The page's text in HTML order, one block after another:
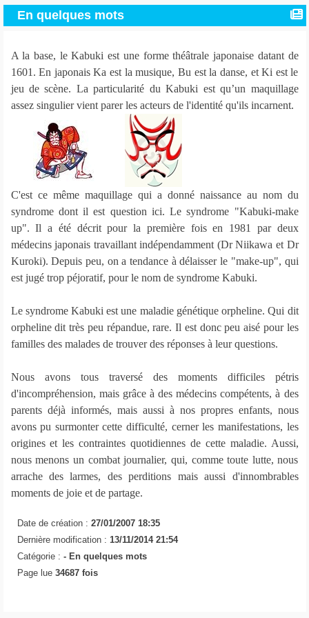
En quelques mots
A la base, le Kabuki est une forme théâtrale japonaise datant de
1601. En japonais Ka est la musique, Bu est la danse, et Ki est le
jeu de scène. La particularité du Kabuki est qu’un maquillage
assez singulier vient parer les acteurs de l'identité qu'ils incarnent.
C'est ce même maquillage qui a donné naissance au nom du
syndrome dont il est question ici. Le syndrome "Kabuki-make
up". Il a été décrit pour la première fois en 1981 par deux
médecins japonais travaillant indépendamment (Dr Niikawa et Dr
Kuroki). Depuis peu, on a tendance à délaisser le "make-up", qui
est jugé trop péjoratif, pour le nom de syndrome Kabuki.
Le syndrome Kabuki est une maladie génétique orpheline. Qui dit
orpheline dit très peu répandue, rare. Il est donc peu aisé pour les
familles des malades de trouver des réponses à leur questions.
Nous avons tous traversé des moments difficiles pétris
d'incompréhension, mais grâce à des médecins compétents, à des
parents déjà informés, mais aussi à nos propres enfants, nous
avons pu surmonter cette difficulté, cerner les manifestations, les
origines et les contraintes quotidiennes de cette maladie. Aussi,
nous menons un combat journalier, qui, comme toute lutte, nous
arrache des larmes, des perditions mais aussi d'innombrables
moments de joie et de partage.
Date de création : 27/01/2007 18:35
Dernière modification : 13/11/2014 21:54
Catégorie : - En quelques mots
Page lue 34687 fois